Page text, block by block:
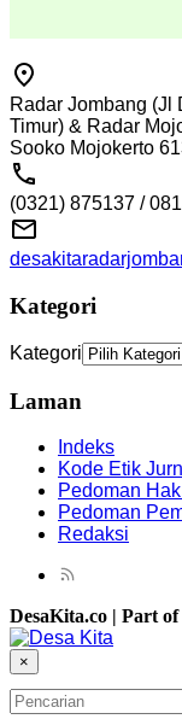
Radar Jombang (Jl
Timur) & Radar
Sooko Mojokerto
(0321) 875137 /
Kategori
Kategori
Laman
Indeks
Kode Etik
Pedoman
Pedoman
Redaksi
DesaKita.co | Part
×